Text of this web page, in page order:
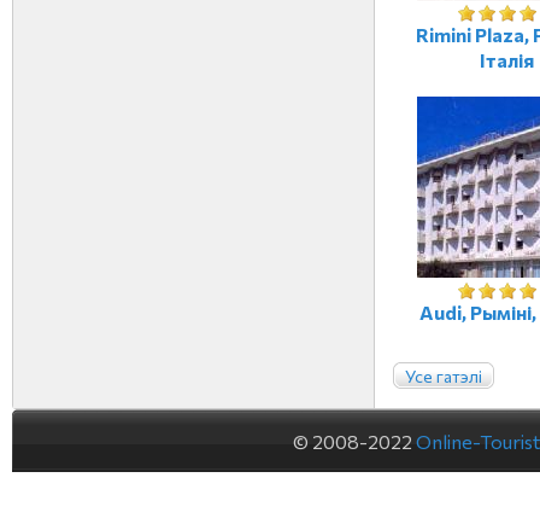
Rimini Plaza,
Італія
Audi, Рыміні,
Усе гатэлі
© 2008-2022 Online-